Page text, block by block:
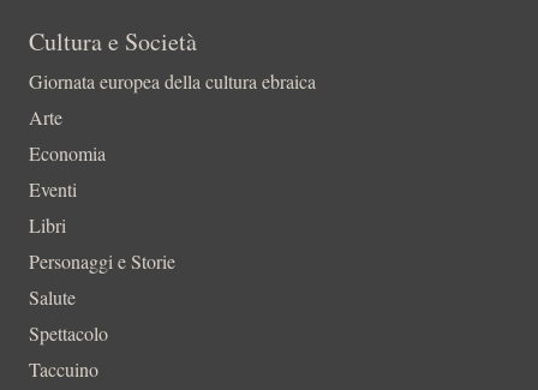
Cultura e Società
Giornata europea della cultura ebraica
Arte
Economia
Eventi
Libri
Personaggi e Storie
Salute
Spettacolo
Taccuino